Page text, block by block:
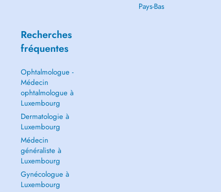
Pays-Bas
Recherches
fréquentes
Ophtalmologue -
Médecin
ophtalmologue à
Luxembourg
Dermatologie à
Luxembourg
Médecin
généraliste à
Luxembourg
Gynécologue à
Luxembourg